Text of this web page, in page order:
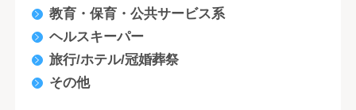
教育・保育・公共サービス系
ヘルスキーパー
旅行/ホテル/冠婚葬祭
その他